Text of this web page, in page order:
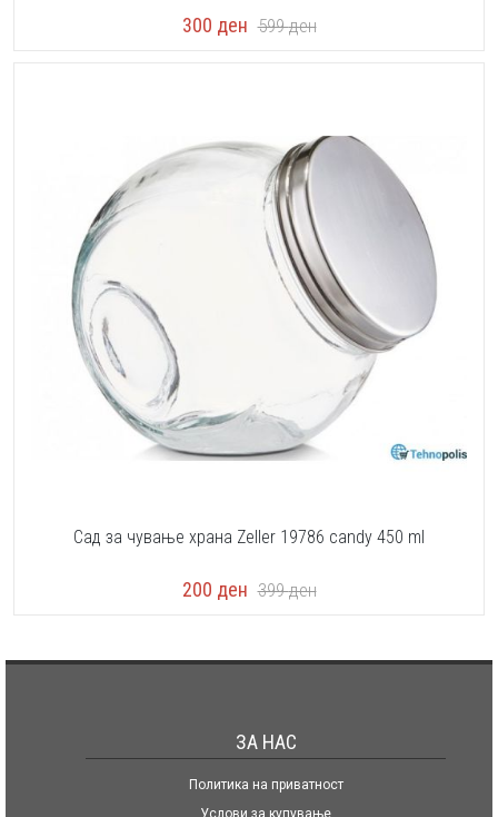
300 ден 599ден
Сад за чување храна Zeller 19786 candy 450 ml
200 ден 399ден
ЗА НАС
Политика на приватност